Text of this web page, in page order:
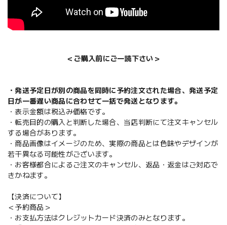
＜ご購入前にご一読下さい＞
・発送予定日が別の商品を同時に予約注文された場合、発送予定
日が一番遅い商品に合わせて一括で発送となります。
・表示金額は税込み価格です。
・転売目的の購入と判断した場合、当店判断にて注文キャンセル
する場合があります。
・商品画像はイメージのため、実際の商品とは色味やデザインが
若干異なる可能性がございます。
・お客様都合によるご注文のキャンセル、返品・返金はご対応で
きかねます。
【決済について】
＜予約商品＞
・お支払方法はクレジットカード決済のみとなります。